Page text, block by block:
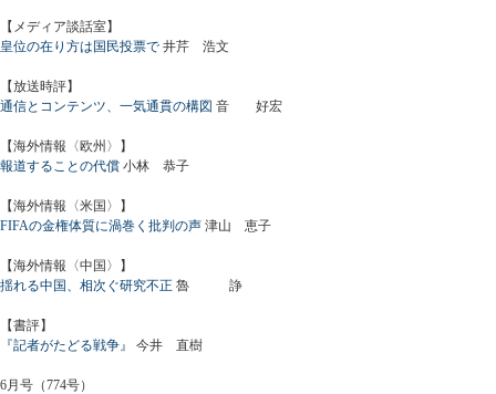
【メディア談話室】
皇位の在り方は国民投票で 井芹 浩文
【放送時評】
通信とコンテンツ、一気通貫の構図 音 好宏
【海外情報〈欧州〉】
報道することの代償 小林 恭子
【海外情報〈米国〉】
FIFAの金権体質に渦巻く批判の声 津山 恵子
【海外情報〈中国〉】
揺れる中国、相次ぐ研究不正 魯 諍
【書評】
『記者がたどる戦争』
今井 直樹
6月号（774号）